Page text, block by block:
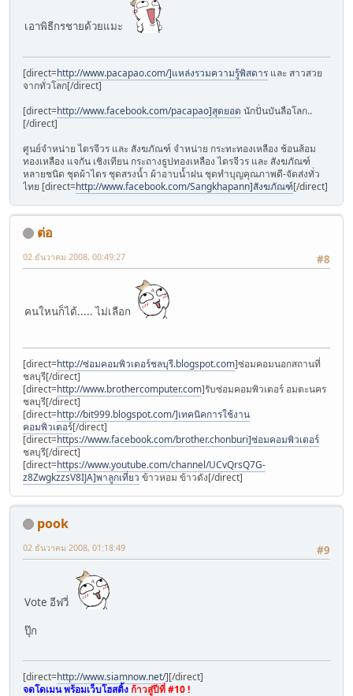
เอาพิธีกรชายด้วยแมะ
[direct=http://www.pacapao.com/]แหล่งรวมความรู้พิสดาร และ สาวสวย
จากทั่วโลก[/direct]
[direct=http://www.facebook.com/pacapao]สุดยอด นักปั่นบันลือโลก..
[/direct]
ศูนย์จำหน่าย ไตรจีวร และ สังฆภัณฑ์ จำหน่าย กระทะทองเหลือง ช้อนส้อม
ทองเหลือง แจกัน เชิงเทียน กระถางธูปทองเหลือง ไตรจีวร และ สังฆภัณฑ์
หลายชนิด ชุดผ้าไตร ชุดสรงน้ำ ผ้าอาบน้ำฝน ชุดทำบุญคุณภาพดี-จัดส่งทั่ว
ไทย [direct=http://www.facebook.com/Sangkhapann]สังฆภัณฑ์[/direct]
ต่อ
#8
02 ธันวาคม 2008, 00:49:27
คนใหนก็ได้..... ไม่เลือก
[direct=http://ซ่อมคอมพิวเตอร์ชลบุรี.blogspot.com]ซ่อมคอมนอกสถานที่
ชลบุรี[/direct]
[direct=http://www.brothercomputer.com]รับซ่อมคอมพิวเตอร์ อมตะนคร
ชลบุรี[/direct]
[direct=http://bit999.blogspot.com/]เทคนิคการใช้งาน
คอมพิวเตอร์[/direct]
[direct=https://www.facebook.com/brother.chonburi]ซ่อมคอมพิวเตอร์
ชลบุรี[/direct]
[direct=https://www.youtube.com/channel/UCvQrsQ7G-
z8ZwgkzzsV8IJA]พาลูกเที่ยว ข้าวหอม ข้าวตัง[/direct]
pook
#9
02 ธันวาคม 2008, 01:18:49
Vote อีฟวี่
ปุ๊ก
[direct=http://www.siamnow.net/][/direct]
จดโดเมน พร้อมเว็บโฮสติ้งก้าวสู่ปีที่ #10 !